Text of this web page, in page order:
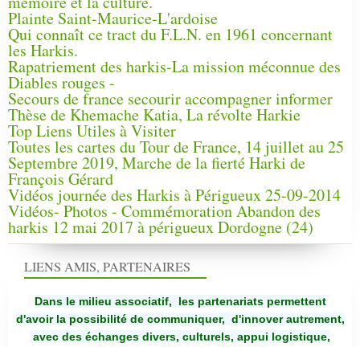
Plainte Saint-Maurice-L'ardoise
Qui connaît ce tract du F.L.N. en 1961 concernant
les Harkis.
Rapatriement des harkis-La mission méconnue des
Diables rouges -
Secours de france secourir accompagner informer
Thèse de Khemache Katia, La révolte Harkie
Top Liens Utiles à Visiter
Toutes les cartes du Tour de France, 14 juillet au 25
Septembre 2019, Marche de la fierté Harki de
François Gérard
Vidéos journée des Harkis à Périgueux 25-09-2014
Vidéos- Photos - Commémoration Abandon des
harkis 12 mai 2017 à périgueux Dordogne (24)
LIENS AMIS, PARTENAIRES
Dans le milieu associatif, les partenariats permettent
d'avoir la possibilité de communiquer, d'innover autrement,
avec des échanges divers, culturels, appui logistique,